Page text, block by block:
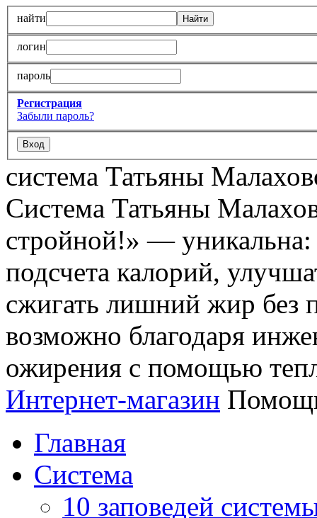
найти
логин
пароль
Регистрация
Забыли пароль?
система Татьяны
Система Татьяны
стройной!» — уникальна:
подсчета калорий,
сжигать лишний жир без
возможно благодаря
ожирения с помощью
Интернет-магазин
Главная
Система
10 заповедей